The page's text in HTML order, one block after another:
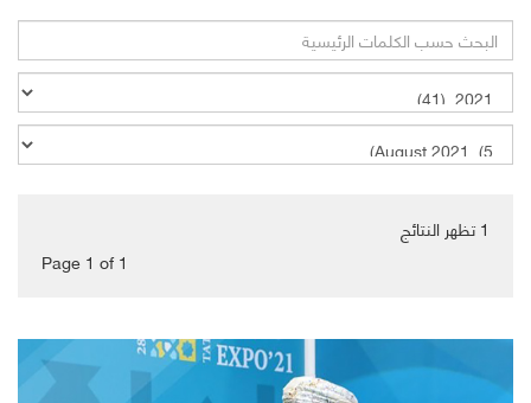
1 تظهر النتائج
Page 1 of1